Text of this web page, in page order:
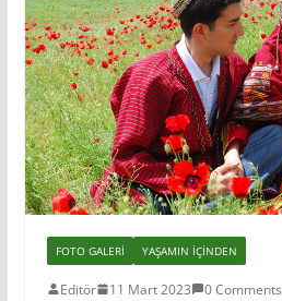
FOTO GALERI YAŞAMIN IÇINDEN
Editör 11 Mart 2023
0 Comments